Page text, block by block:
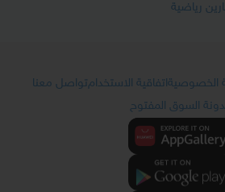
رياضية
الخصوصيةاتفاقية الاستخدامتواصل معنا
السوق المفتوح